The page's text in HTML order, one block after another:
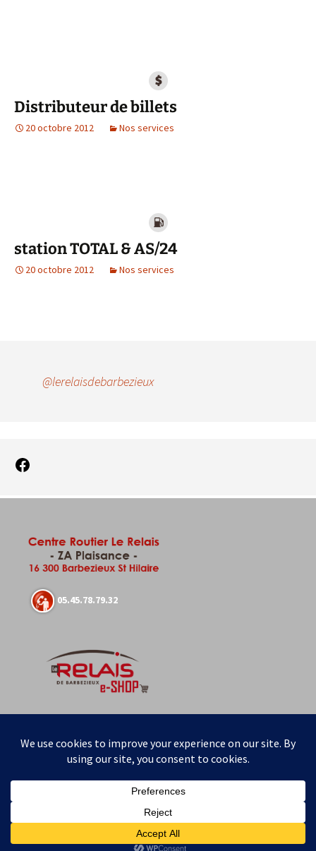
Distributeur de billets
20 octobre 2012 Nos services
station TOTAL & AS/24
20 octobre 2012 Nos services
@lerelaisdebarbezieux
05.45.78.79.32
Fièrement propulsé par WordPress